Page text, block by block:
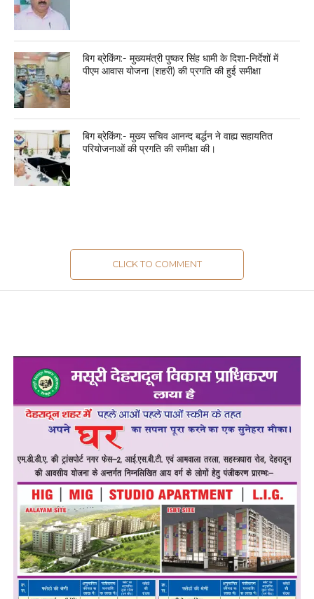
बिग ब्रेकिंग:- मुख्यमंत्री पुष्कर सिंह धामी के दिशा-निर्देशों में
पीएम आवास योजना (शहरी) की प्रगति की हुई समीक्षा
बिग ब्रेकिंग:- मुख्य सचिव आनन्द बर्द्धन ने वाह्य सहायतित
परियोजनाओं की प्रगति की समीक्षा की।
CLICK TO COMMENT